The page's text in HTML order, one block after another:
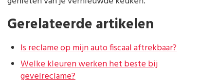
Gerelateerde artikelen
Is reclame op mijn auto fiscaal aftrekbaar?
Welke kleuren werken het beste bij
gevelreclame?